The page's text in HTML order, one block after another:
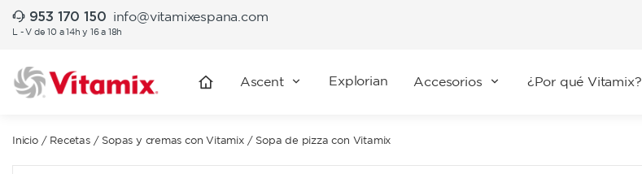
953 170 150 info@vitamixespana.com
L - V de 10 a 14h y 16 a 18h
Ascent Explorian Accesorios ¿Por qué Vitamix?
Inicio/ Recetas/ Sopas y cremas con Vitamix/ Sopa de pizza con Vitamix